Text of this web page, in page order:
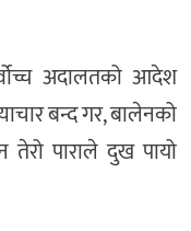
अदालतको आदेश
बन्द गर, बालेनको
तेरो पाराले दुख पायो